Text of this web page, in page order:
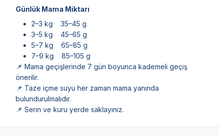
Günlük Mama Miktarı
2–3 kg 35–45 g
3–5 kg 45–65 g
5–7 kg 65–85 g
7–9 kg 85–105 g
📌 Mama geçişlerinde 7 gün boyunca kademeli geçiş
önerilir.
📌 Taze içme suyu her zaman mama yanında
bulundurulmalıdır.
📌 Serin ve kuru yerde saklayınız.